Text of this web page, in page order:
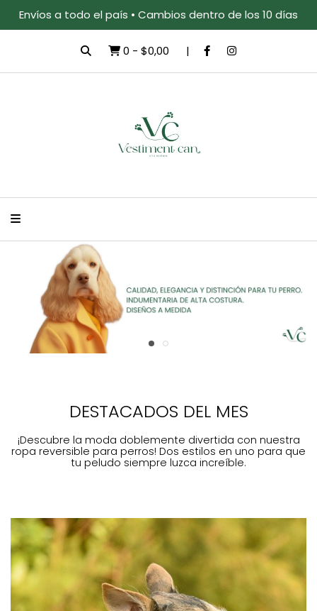
Envíos a todo el país • Cambios dentro de los 10 días
0 - $0,00
DESTACADOS DEL MES
¡Descubre la moda doblemente divertida con nuestra
ropa reversible para perros! Dos estilos en uno para que
tu peludo siempre luzca increíble.